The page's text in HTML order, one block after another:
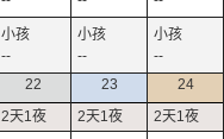
-- --
--
22 23 24